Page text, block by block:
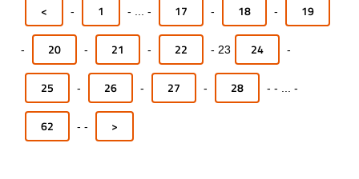
< - 1 - - 17 - 18 - 19
- 20 - 21 - 22 - 23 24 -
25 - 26 - 27 - 28 - - -
62 - - >